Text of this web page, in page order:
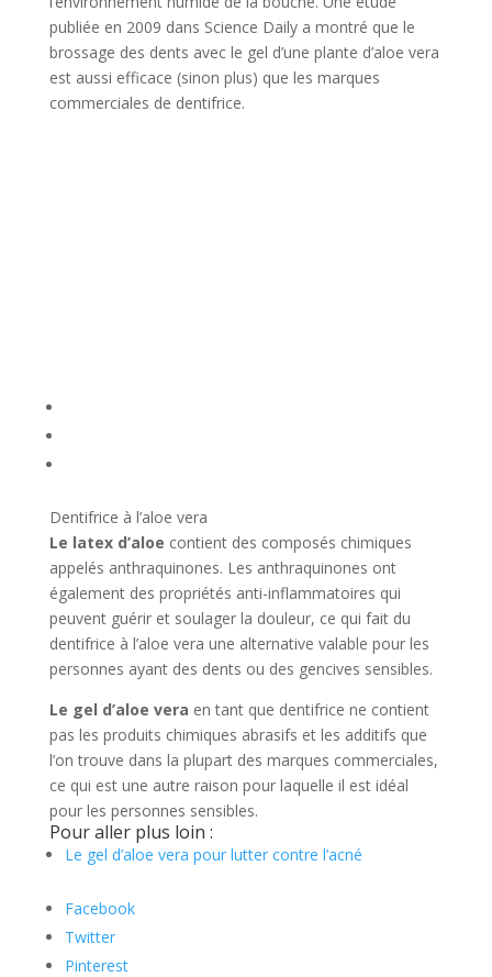
publiée en 2009 dans Science Daily a montré que le
brossage des dents avec le gel d’une plante d’aloe vera
est aussi efficace (sinon plus) que les marques
commerciales de dentifrice.
Dentifrice à l’aloe vera
Le latex d’aloe contient des composés chimiques
appelés anthraquinones. Les anthraquinones ont
également des propriétés anti-inflammatoires qui
peuvent guérir et soulager la douleur, ce qui fait du
dentifrice à l’aloe vera une alternative valable pour les
personnes ayant des dents ou des gencives sensibles.
Le gel d’aloe vera en tant que dentifrice ne contient
pas les produits chimiques abrasifs et les additifs que
l’on trouve dans la plupart des marques commerciales,
ce qui est une autre raison pour laquelle il est idéal
pour les personnes sensibles.
Pour aller plus loin :
Le gel d’aloe vera pour lutter contre l’acné
Facebook
Twitter
Pinterest